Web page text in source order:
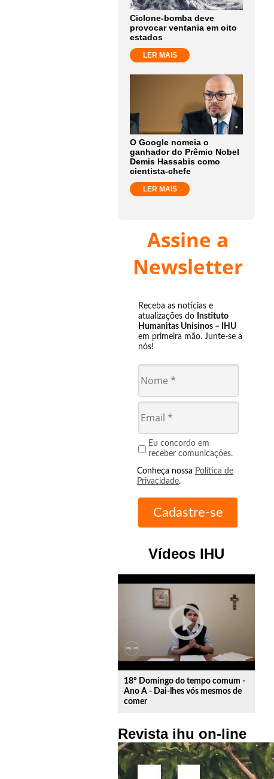
Ciclone-bomba deve
provocar ventania em oito
estados
LER MAIS
O Google nomeia o
ganhador do Prêmio Nobel
Demis Hassabis como
cientista-chefe
LER MAIS
Assine a
Newsletter
Receba as notícias e
atualizações do Instituto
Humanitas Unisinos – IHU
em primeira mão. Junte-se a
nós!
Eu concordo em
receber comunicações.
Conheça nossa Política de
Privacidade.
Vídeos IHU
play_circle_outline
18º Domingo do tempo comum -
Ano A - Dai-lhes vós mesmos de
comer
Revista ihu on-line